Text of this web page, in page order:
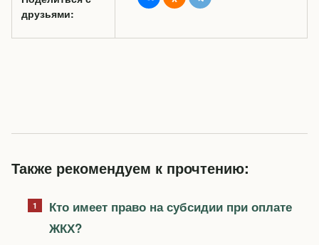
друзьями:
Также рекомендуем к прочтению:
Кто имеет право на субсидии при оплате
ЖКХ?